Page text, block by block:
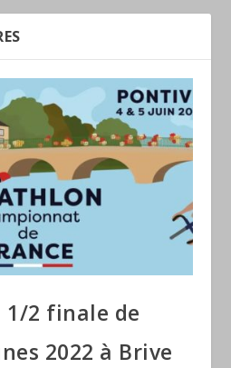
1/2 finale de
2022 à Brive